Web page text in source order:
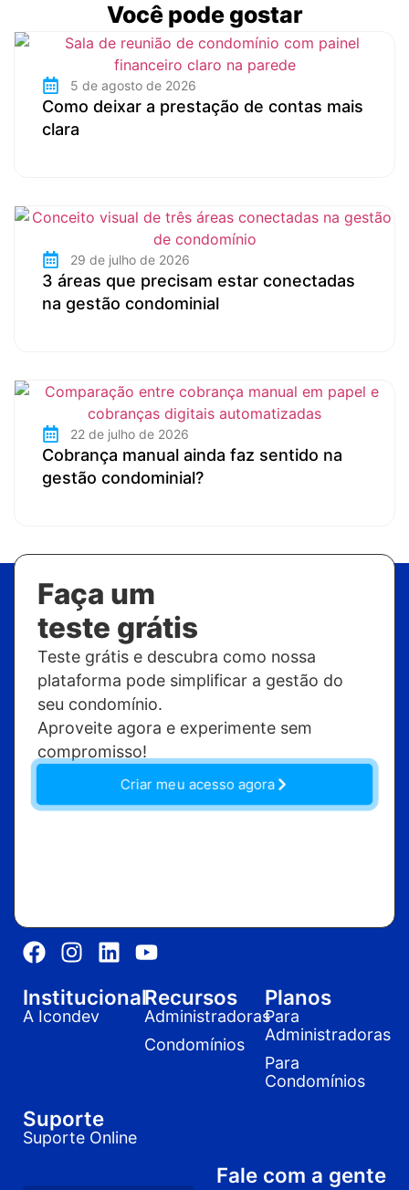
Você pode gostar
5 de agosto de 2026
Como deixar a prestação de contas mais
clara
29 de julho de 2026
3 áreas que precisam estar conectadas
na gestão condominial
22 de julho de 2026
Cobrança manual ainda faz sentido na
gestão condominial?
Faça um
teste grátis
Teste grátis e descubra como nossa
plataforma pode simplificar a gestão do
seu condomínio.
Aproveite agora e experimente sem
compromisso!
Criar meu acesso agora
Institucional
A Icondev
Recursos
Administradoras
Condomínios
Planos
Para
Administradoras
Para
Condomínios
Suporte
Suporte Online
Fale com a gente